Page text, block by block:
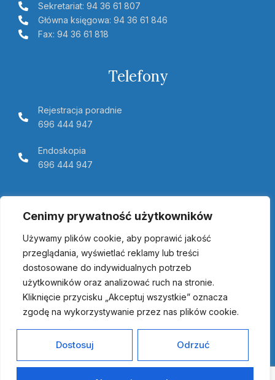
Cenimy prywatność użytkowników
Używamy plików cookie, aby poprawić jakość
przeglądania, wyświetlać reklamy lub treści
dostosowane do indywidualnych potrzeb
użytkowników oraz analizować ruch na stronie.
Kliknięcie przycisku „Akceptuj wszystkie” oznacza
zgodę na wykorzystywanie przez nas plików cookie.
Dostosuj Odrzuć
Sekretariat: 94 36 61 807
Główna księgowa: 94 36 61 846
Fax: 94 36 61 818
Telefony
Rejestracja poradnie
696 444 947
Endoskopia
696 444 947
Telemedycyna Pomerania
Copyright © 2023 | Przyjazny Szpital w Połczynie Zdroju Sp. z
o.o. | Wszelkie prawa zastrzeżone | Realizacja:
www.studiozawada.pl